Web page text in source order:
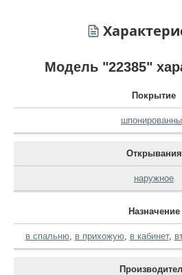
Модель "22385"
Покрытие
Открывания
наружное
Назначение
в спальню, в прихожую, в кабинет,